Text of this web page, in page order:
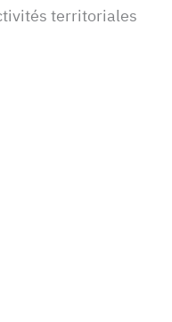
territoriales